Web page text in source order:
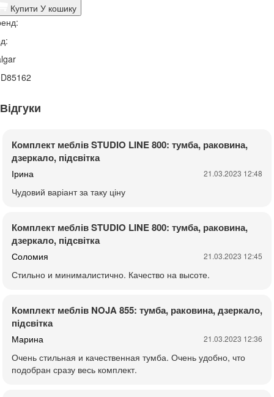
Купити У кошику
Відгуки
Комплект меблів STUDIO LINE 800: тумба, раковина,
дзеркало, підсвітка
Ірина 21.03.2023 12:48
Чудовий варіант за таку ціну
Комплект меблів STUDIO LINE 800: тумба, раковина,
дзеркало, підсвітка
Соломия 21.03.2023 12:45
Стильно и минималистично. Качество на высоте.
Комплект меблів NOJA 855: тумба, раковина, дзеркало,
підсвітка
Марина 21.03.2023 12:36
Очень стильная и качественная тумба. Очень удобно, что
подобран сразу весь комплект.